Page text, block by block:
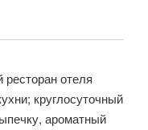
отеля
круглосуточный
ароматный